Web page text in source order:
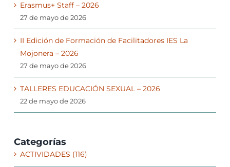
Erasmus+ Staff – 2026
27 de mayo de 2026
II Edición de Formación de Facilitadores IES La
Mojonera – 2026
27 de mayo de 2026
TALLERES EDUCACIÓN SEXUAL – 2026
22 de mayo de 2026
Categorías
ACTIVIDADES (116)